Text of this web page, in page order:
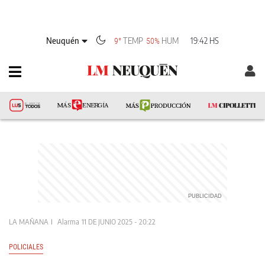
Neuquén 9°TEMP 50% HUM 19:42 HS
LA MAÑANA Alarma 11 DE JUNIO 2025 - 20:22
POLICIALES